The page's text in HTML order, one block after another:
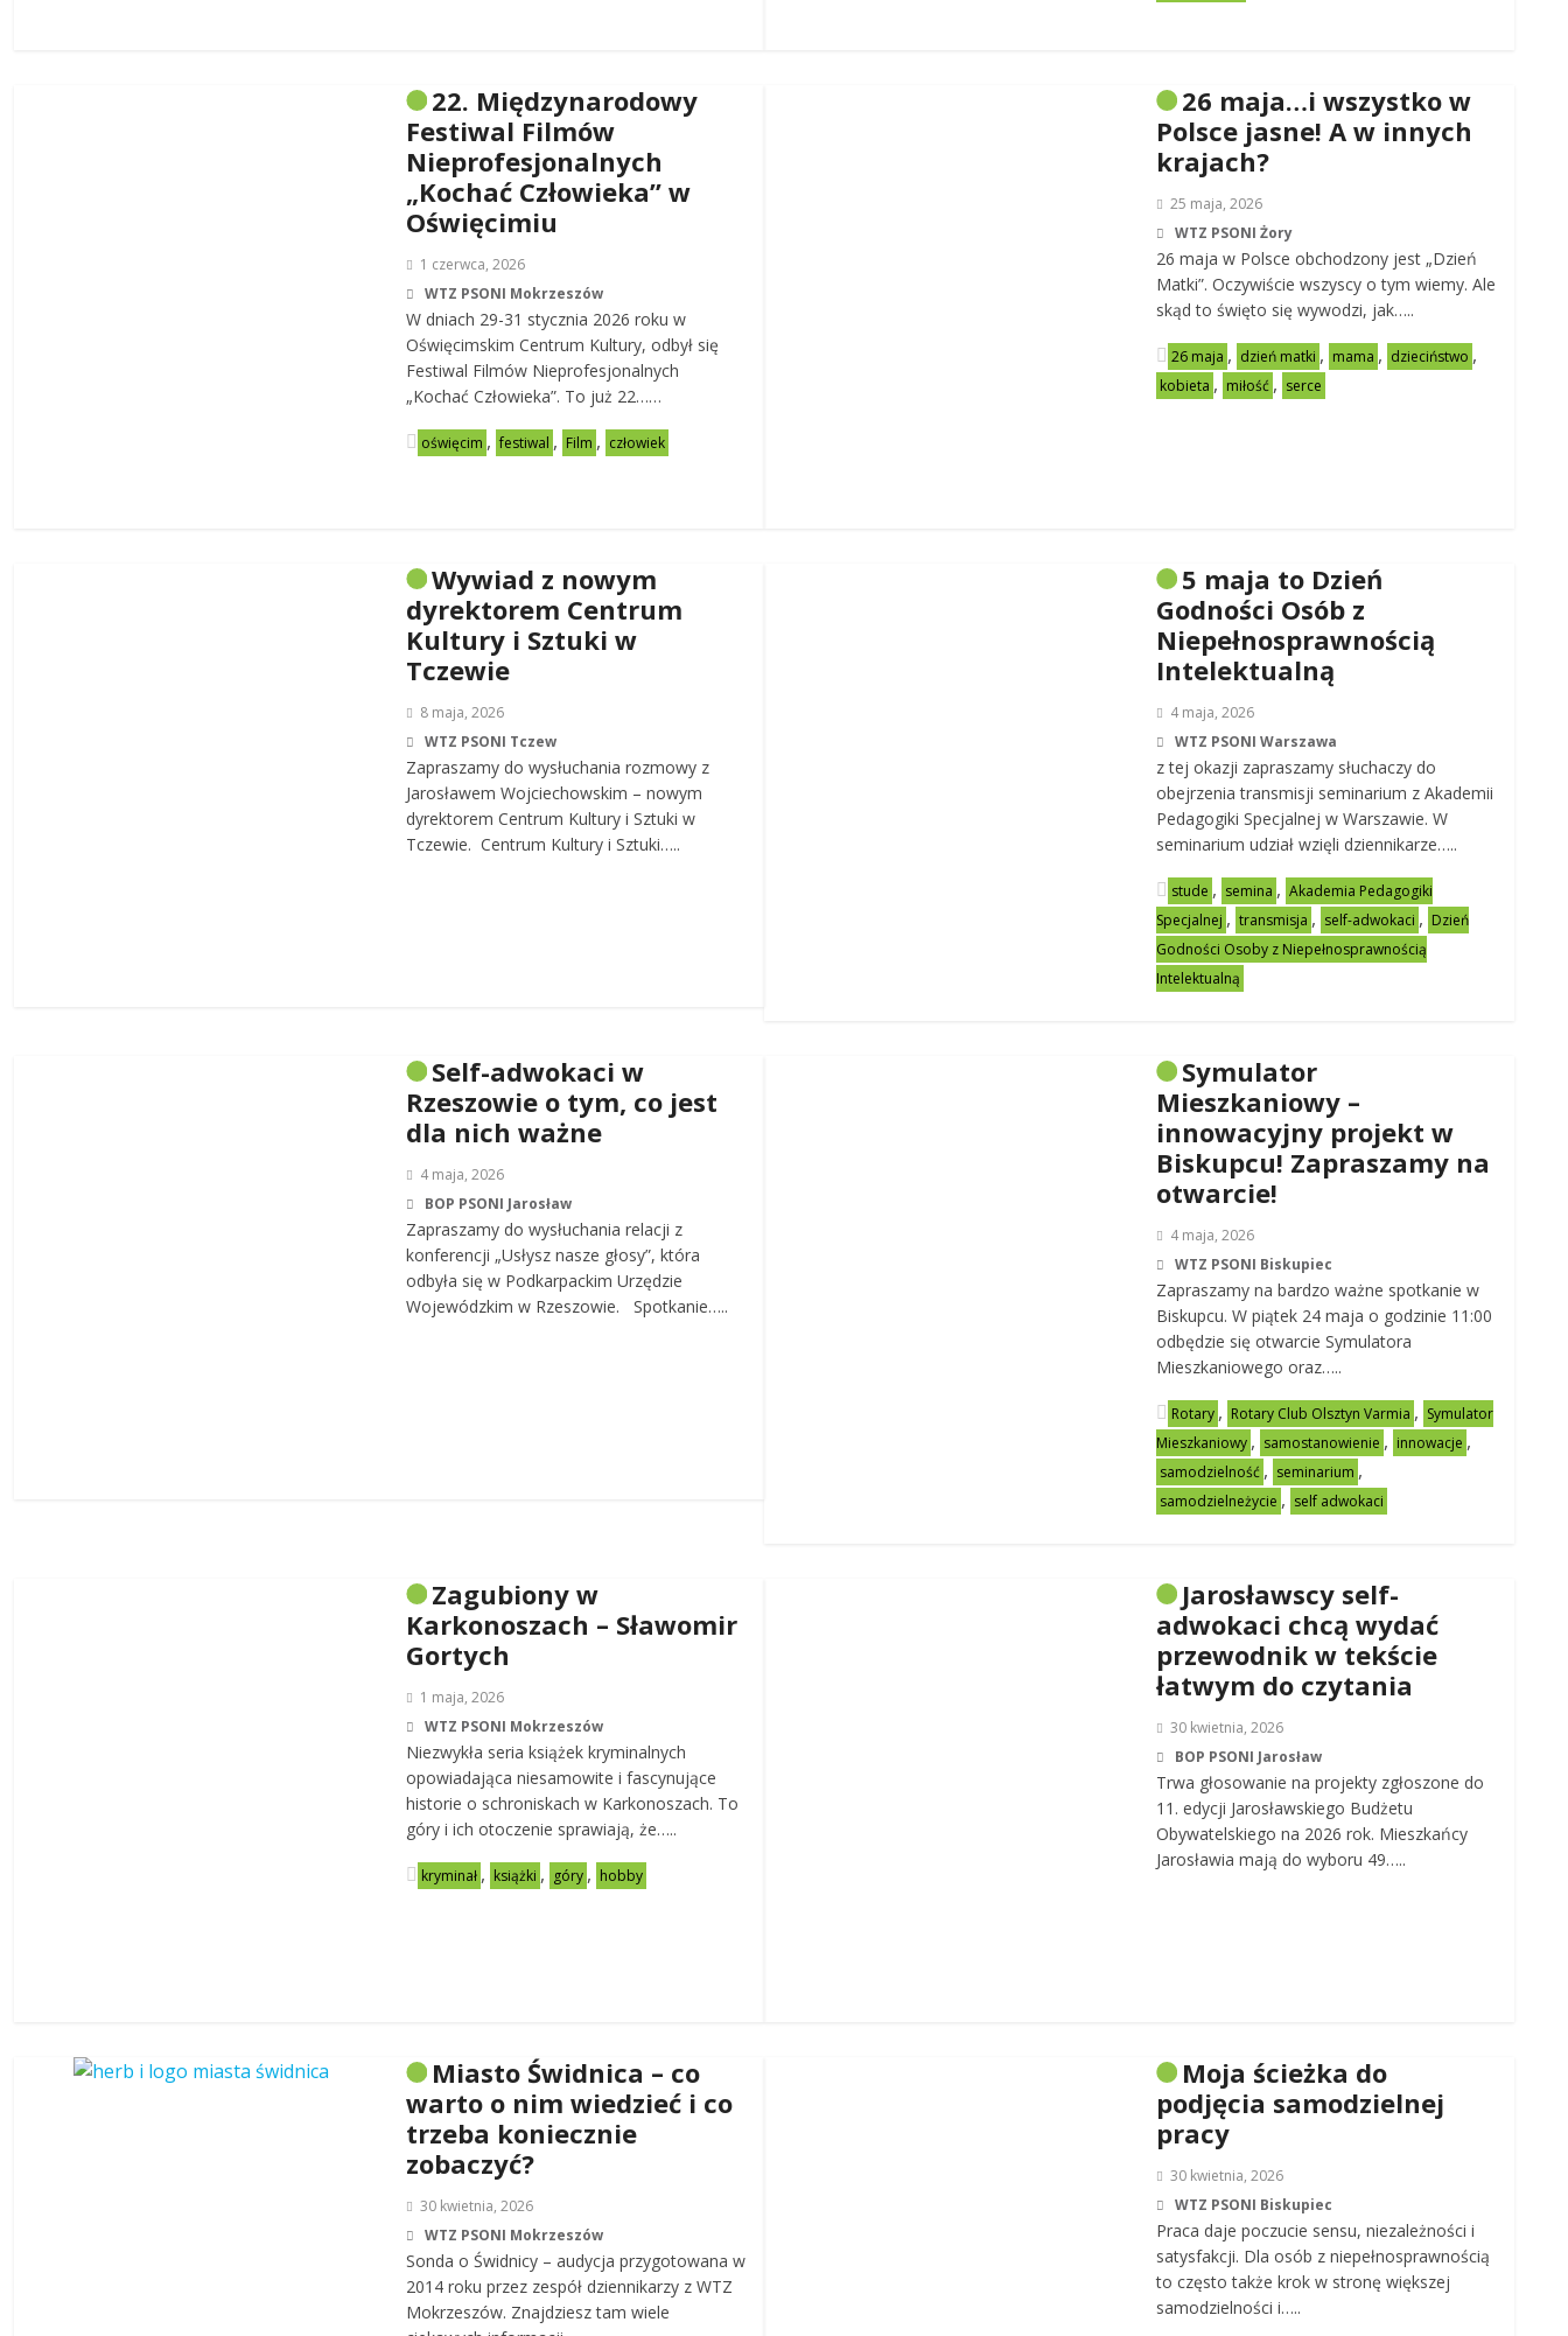
22. Międzynarodowy
Festiwal Filmów
Nieprofesjonalnych
„Kochać Człowieka” w
Oświęcimiu
1 czerwca, 2026
WTZ PSONI Mokrzeszów
W dniach 29-31 stycznia 2026 roku w
Oświęcimskim Centrum Kultury, odbył się
Festiwal Filmów Nieprofesjonalnych
„Kochać Człowieka”. To już 22……
oświęcim , festiwal , Film , człowiek
26 maja…i wszystko w
Polsce jasne! A w innych
krajach?
25 maja, 2026
WTZ PSONI Żory
26 maja w Polsce obchodzony jest „Dzień
Matki”. Oczywiście wszyscy o tym wiemy. Ale
skąd to święto się wywodzi, jak…..
26 maja , dzień matki , mama , dzieciństwo ,
kobieta , miłość , serce
Wywiad z nowym
dyrektorem Centrum
Kultury i Sztuki w
Tczewie
8 maja, 2026
WTZ PSONI Tczew
Zapraszamy do wysłuchania rozmowy z
Jarosławem Wojciechowskim – nowym
dyrektorem Centrum Kultury i Sztuki w
Tczewie. Centrum Kultury i Sztuki…..
5 maja to Dzień
Godności Osób z
Niepełnosprawnością
Intelektualną
4 maja, 2026
WTZ PSONI Warszawa
z tej okazji zapraszamy słuchaczy do
obejrzenia transmisji seminarium z Akademii
Pedagogiki Specjalnej w Warszawie. W
seminarium udział wzięli dziennikarze…..
stude , semina , Akademia Pedagogiki
Specjalnej , transmisja , self-adwokaci , Dzień
Godności Osoby z Niepełnosprawnością
Intelektualną
Self-adwokaci w
Rzeszowie o tym, co jest
dla nich ważne
4 maja, 2026
BOP PSONI Jarosław
Zapraszamy do wysłuchania relacji z
konferencji „Usłysz nasze głosy”, która
odbyła się w Podkarpackim Urzędzie
Wojewódzkim w Rzeszowie. Spotkanie…..
Symulator
Mieszkaniowy –
innowacyjny projekt w
Biskupcu! Zapraszamy na
otwarcie!
4 maja, 2026
WTZ PSONI Biskupiec
Zapraszamy na bardzo ważne spotkanie w
Biskupcu. W piątek 24 maja o godzinie 11:00
odbędzie się otwarcie Symulatora
Mieszkaniowego oraz…..
Rotary , Rotary Club Olsztyn Varmia , Symulator
Mieszkaniowy , samostanowienie , innowacje ,
samodzielność , seminarium ,
samodzielneżycie , self adwokaci
Zagubiony w
Karkonoszach – Sławomir
Gortych
1 maja, 2026
WTZ PSONI Mokrzeszów
Niezwykła seria książek kryminalnych
opowiadająca niesamowite i fascynujące
historie o schroniskach w Karkonoszach. To
góry i ich otoczenie sprawiają, że…..
kryminał , książki , góry , hobby
Jarosławscy self-
adwokaci chcą wydać
przewodnik w tekście
łatwym do czytania
30 kwietnia, 2026
BOP PSONI Jarosław
Trwa głosowanie na projekty zgłoszone do
11. edycji Jarosławskiego Budżetu
Obywatelskiego na 2026 rok. Mieszkańcy
Jarosławia mają do wyboru 49…..
Miasto Świdnica – co
warto o nim wiedzieć i co
trzeba koniecznie
zobaczyć?
30 kwietnia, 2026
WTZ PSONI Mokrzeszów
Sonda o Świdnicy – audycja przygotowana w
2014 roku przez zespół dziennikarzy z WTZ
Mokrzeszów. Znajdziesz tam wiele
Moja ścieżka do
podjęcia samodzielnej
pracy
30 kwietnia, 2026
WTZ PSONI Biskupiec
Praca daje poczucie sensu, niezależności i
satysfakcji. Dla osób z niepełnosprawnością
to często także krok w stronę większej
samodzielności i…..